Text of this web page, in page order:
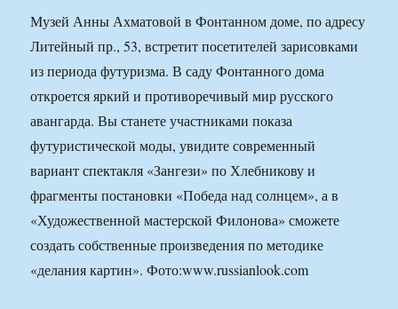
Музей Анны Ахматовой в Фонтанном доме, по адресу
Литейный пр., 53, встретит посетителей зарисовками
из периода футуризма. В саду Фонтанного дома
откроется яркий и противоречивый мир русского
авангарда. Вы станете участниками показа
футуристической моды, увидите современный
вариант спектакля «Зангези» по Хлебникову и
фрагменты постановки «Победа над солнцем», а в
«Художественной мастерской Филонова» сможете
создать собственные произведения по методике
«делания картин». Фото:www.russianlook.com